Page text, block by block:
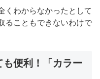
くわからなかったとして
ることもできないわけで
便利！「カラー